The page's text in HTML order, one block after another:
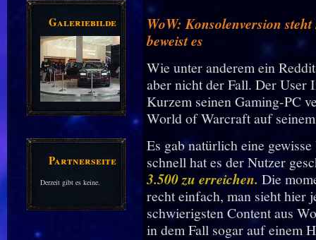
Galeriebilder
Partnerseiten
Derzeit gibt es keine.
WoW: Konsolenversion
beweist es
Wie unter anderem ein
aber nicht der Fall. Der User
Kurzem seinen Gaming-PC
World of Warcraft auf
Es gab natürlich eine
schnell hat es der Nutzer
3.500 zu erreichen. Die
recht einfach, man sieht hier
schwierigsten Content aus
in dem Fall sogar auf einem